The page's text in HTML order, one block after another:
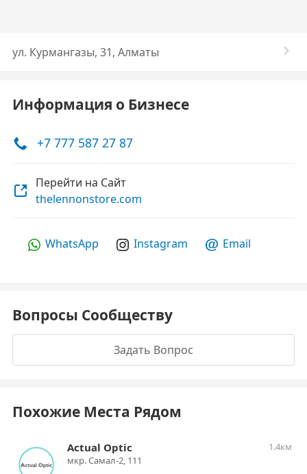
ул. Курмангазы, 31, Алматы
Информация о Бизнесе
+7 777 587 27 87
Перейти на Сайт
thelennonstore.com
WhatsApp Instagram Email
Вопросы Сообществу
Задать Вопрос
Похожие Места Рядом
Actual Optic
1.4км
мкр. Самал-2, 111